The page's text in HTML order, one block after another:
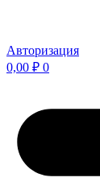
Авторизация
0,00 ₽ 0